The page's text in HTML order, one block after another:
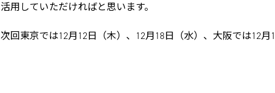
活用していただければと思います。
次回東京では12月12日（木）、12月18日（水）、大阪では12月